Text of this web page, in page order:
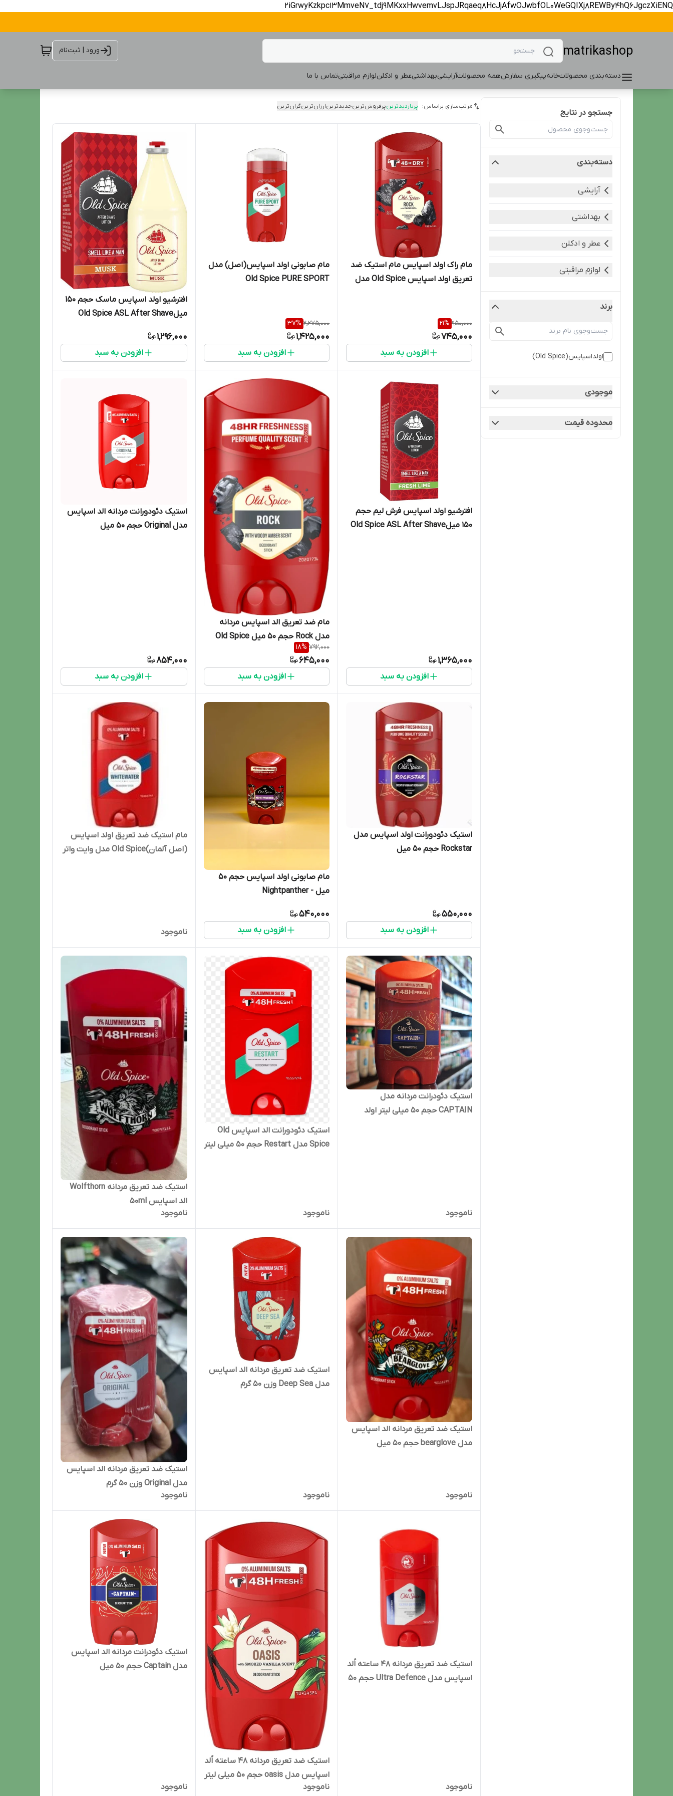
2iGrwyKzkpc13MmveN7_tdj9MKxxHwvemvLJspJRqaeq8HcJjAfwOJwbfOL0WeGQIXj8REWBy4hQ6JgczXiENQ
matrikashop ورود | ثبت‌نام
دسته‌بندی محصولاتخانهپیگیری سفارشهمه محصولاتآرایشیبهداشتیعطر و ادکلنلوازم مراقبتیتماس با ما
جستجو در نتایج
دسته‌بندی
آرایشی
بهداشتی
عطر و ادکلن
لوازم مراقبتی
برند
اولداسپایس(Old Spice)
موجودی
محدوده قیمت
مرتب‌سازی براساس: پربازدیدترینپرفروش‌ترینجدیدترینارزان‌ترینگران‌ترین
مام راک اولد اسپایس مام استیک ضد
تعریق اولد اسپایس Old Spice مدل
950,000
21%
745,000
افزودن به سبد
مام صابونی اولد اسپایس(اصل) مدل
Old Spice PURE SPORT
2,275,000
37%
1,425,000
افزودن به سبد
افترشیو اولد اسپایس ماسک حجم 150
میلOld Spice ASL After Shave
1,296,000
افزودن به سبد
افترشیو اولد اسپایس فرش لیم حجم
150 میلOld Spice ASL After Shave
1,365,000
افزودن به سبد
مام ضد تعریق الد اسپایس مردانه
مدل Rock حجم 50 میل Old Spice
ROCK Deodorant Stick 50 ml
792,000
18%
645,000
افزودن به سبد
استیک دئودورانت مردانه الد اسپایس
مدل Original حجم 50 میل
854,000
افزودن به سبد
استیک دئودورانت اولد اسپایس مدل
Rockstar حجم ۵۰ میل
550,000
افزودن به سبد
مام صابونی اولد اسپایس حجم ۵۰
میل - Nightpanther
540,000
افزودن به سبد
مام استیک ضد تعریق اولد اسپایس
(اصل آلمان)Old Spice مدل وایت واتر
ناموجود
استیک دئودرانت مردانه مدل
CAPTAIN حجم 50 میلی لیتر اولد
ناموجود
استیک دئودورانت الد اسپایس Old
Spice مدل Restart حجم 50 میلی لیتر
ناموجود
استیک ضد تعریق مردانه Wolfthorn
الد اسپایس ۵۰ml
ناموجود
استیک ضد تعریق مردانه الد اسپایس
مدل bearglove حجم 50 میل
ناموجود
استیک ضد تعریق مردانه الد اسپایس
مدل Deep Sea وزن 50 گرم
ناموجود
استیک ضد تعریق مردانه الد اسپایس
مدل Original وزن 50 گرم
ناموجود
استیک ضد تعریق مردانه 48 ساعته اُلد
اسپایس مدل Ultra Defence حجم 50
ناموجود
استیک ضد تعریق مردانه 48 ساعته اُلد
اسپایس مدل oasis حجم 50 میلی لیتر
ناموجود
استیک دئودرانت مردانه الد اسپایس
مدل Captain حجم 50 میل
ناموجود